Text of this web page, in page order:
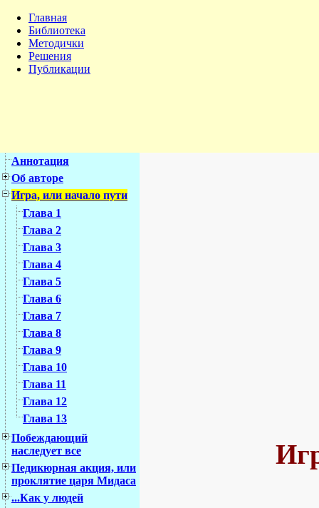
Главная
Библиотека
Методички
Решения
Публикации
Аннотация
Об авторе
Игра, или начало пути
Глава 1
Глава 2
Глава 3
Глава 4
Глава 5
Глава 6
Глава 7
Глава 8
Глава 9
Глава 10
Глава 11
Глава 12
Глава 13
Побеждающий
наследует все
Педикюрная акция, или
проклятие царя Мидаса
...Как у людей